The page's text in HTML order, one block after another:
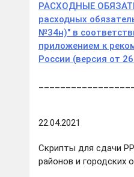
РАСХОДНЫЕ
расходных
№34н)" в
приложением к
России (версия от
22.04.2021
Скрипты для сдачи
районов и городских